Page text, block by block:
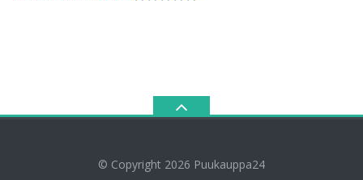
© Copyright 2026 Puukauppa24